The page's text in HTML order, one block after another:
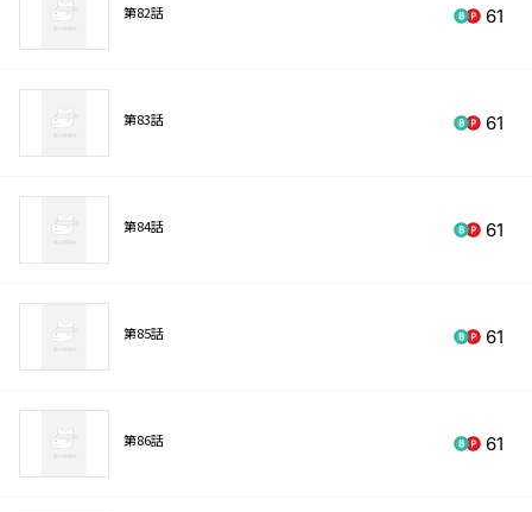
第82話 61
第83話 61
第84話 61
第85話 61
第86話 61